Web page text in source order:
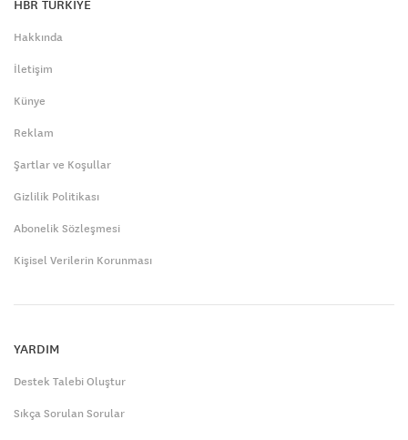
HBR TÜRKİYE
Hakkında
İletişim
Künye
Reklam
Şartlar ve Koşullar
Gizlilik Politikası
Abonelik Sözleşmesi
Kişisel Verilerin Korunması
YARDIM
Destek Talebi Oluştur
Sıkça Sorulan Sorular